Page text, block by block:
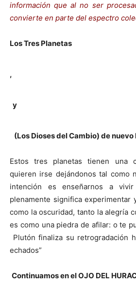
información que al no ser
convierte en parte del espectro
Los Tres Planetas
,
y
(Los Dioses del Cambio) de
Estos tres planetas tienen una
quieren irse dejándonos tal como
intención es enseñarnos a
plenamente significa experimentar
como la oscuridad, tanto la alegría
es como una piedra de afilar: o te
Plutón finaliza su retrogradación
echados”
Continuamos en el OJO DEL